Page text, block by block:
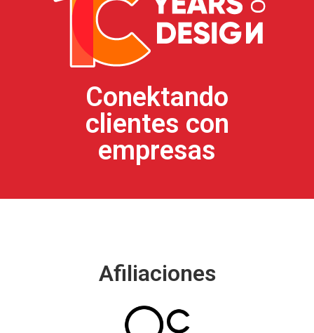
Conektando
clientes con
empresas
Afiliaciones